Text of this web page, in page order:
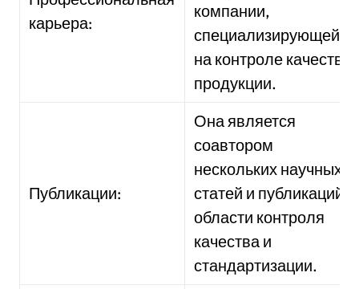
карьера:
компании,
специализирующейся
на контроле качества
продукции.
Публикации:
Она является
соавтором
нескольких научных
статей и публикаций в
области контроля
качества и
стандартизации.